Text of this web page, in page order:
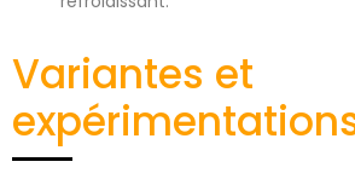
Variantes et